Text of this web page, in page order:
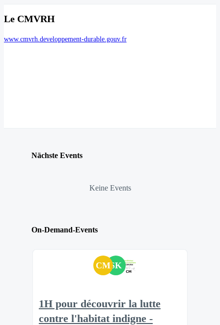
Le CMVRH
www.cmvrh.developpement-durable.gouv.fr
Nächste Events
Keine Events
On-Demand-Events
CMSK
1H pour découvrir la lutte
contre l'habitat indigne -